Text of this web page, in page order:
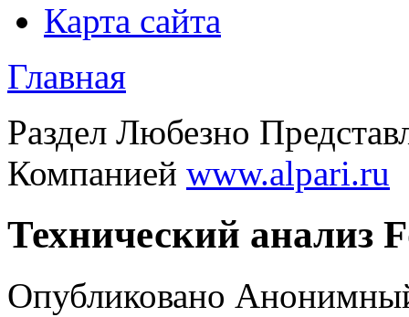
Карта сайта
Главная
Раздел Любезно
Компанией www.alpari.ru
Технический анализ
Опубликовано